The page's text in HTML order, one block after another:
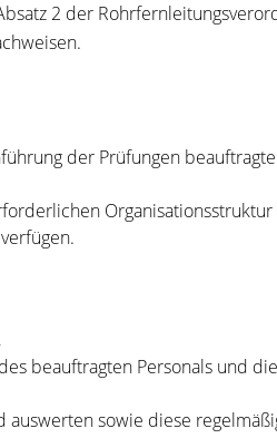
2 der
der Prüfungen beauftragte
Organisationsstruktur
beauftragten Personals und die
auswerten sowie diese